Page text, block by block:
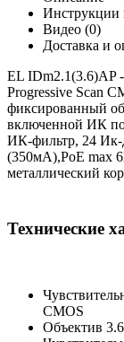
Инструкции
Видео (0)
Доставка и
EL IDm2.1(3.6)AP
Progressive Scan
фиксированный
включенной ИК
ИК-фильтр, 24 Ик-
(350мА),PoE max
металлический
Технические
CMOS
Объектив